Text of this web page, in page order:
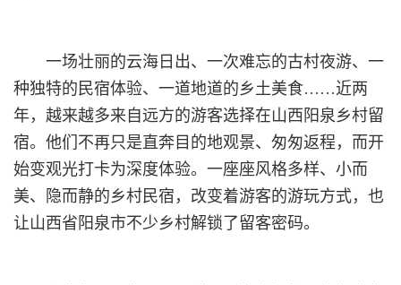
一场壮丽的云海日出、一次难忘的古村夜游、一
种独特的民宿体验、一道地道的乡土美食……近两
年，越来越多来自远方的游客选择在山西阳泉乡村留
宿。他们不再只是直奔目的地观景、匆匆返程，而开
始变观光打卡为深度体验。一座座风格多样、小而
美、隐而静的乡村民宿，改变着游客的游玩方式，也
让山西省阳泉市不少乡村解锁了留客密码。